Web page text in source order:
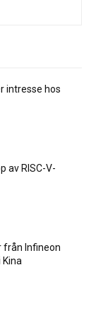
intresse hos
av RISC-V-
från Infineon